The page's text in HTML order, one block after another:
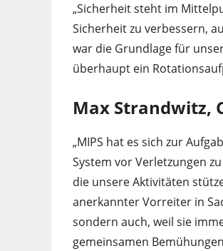
„Sicherheit steht im
Sicherheit zu verbessern,
war die Grundlage für
überhaupt ein
Max Strandwitz,
„MIPS hat es sich zur
System vor Verletzungen
die unsere Aktivitäten
anerkannter Vorreiter in
sondern auch, weil sie
gemeinsamen